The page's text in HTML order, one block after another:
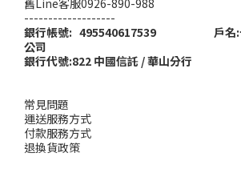
-------------------
銀行帳號: 495540617539 戶名:十
公司
銀行代號:822 中國信託 / 華山分行
常見問題
運送服務方式
付款服務方式
退換貨政策